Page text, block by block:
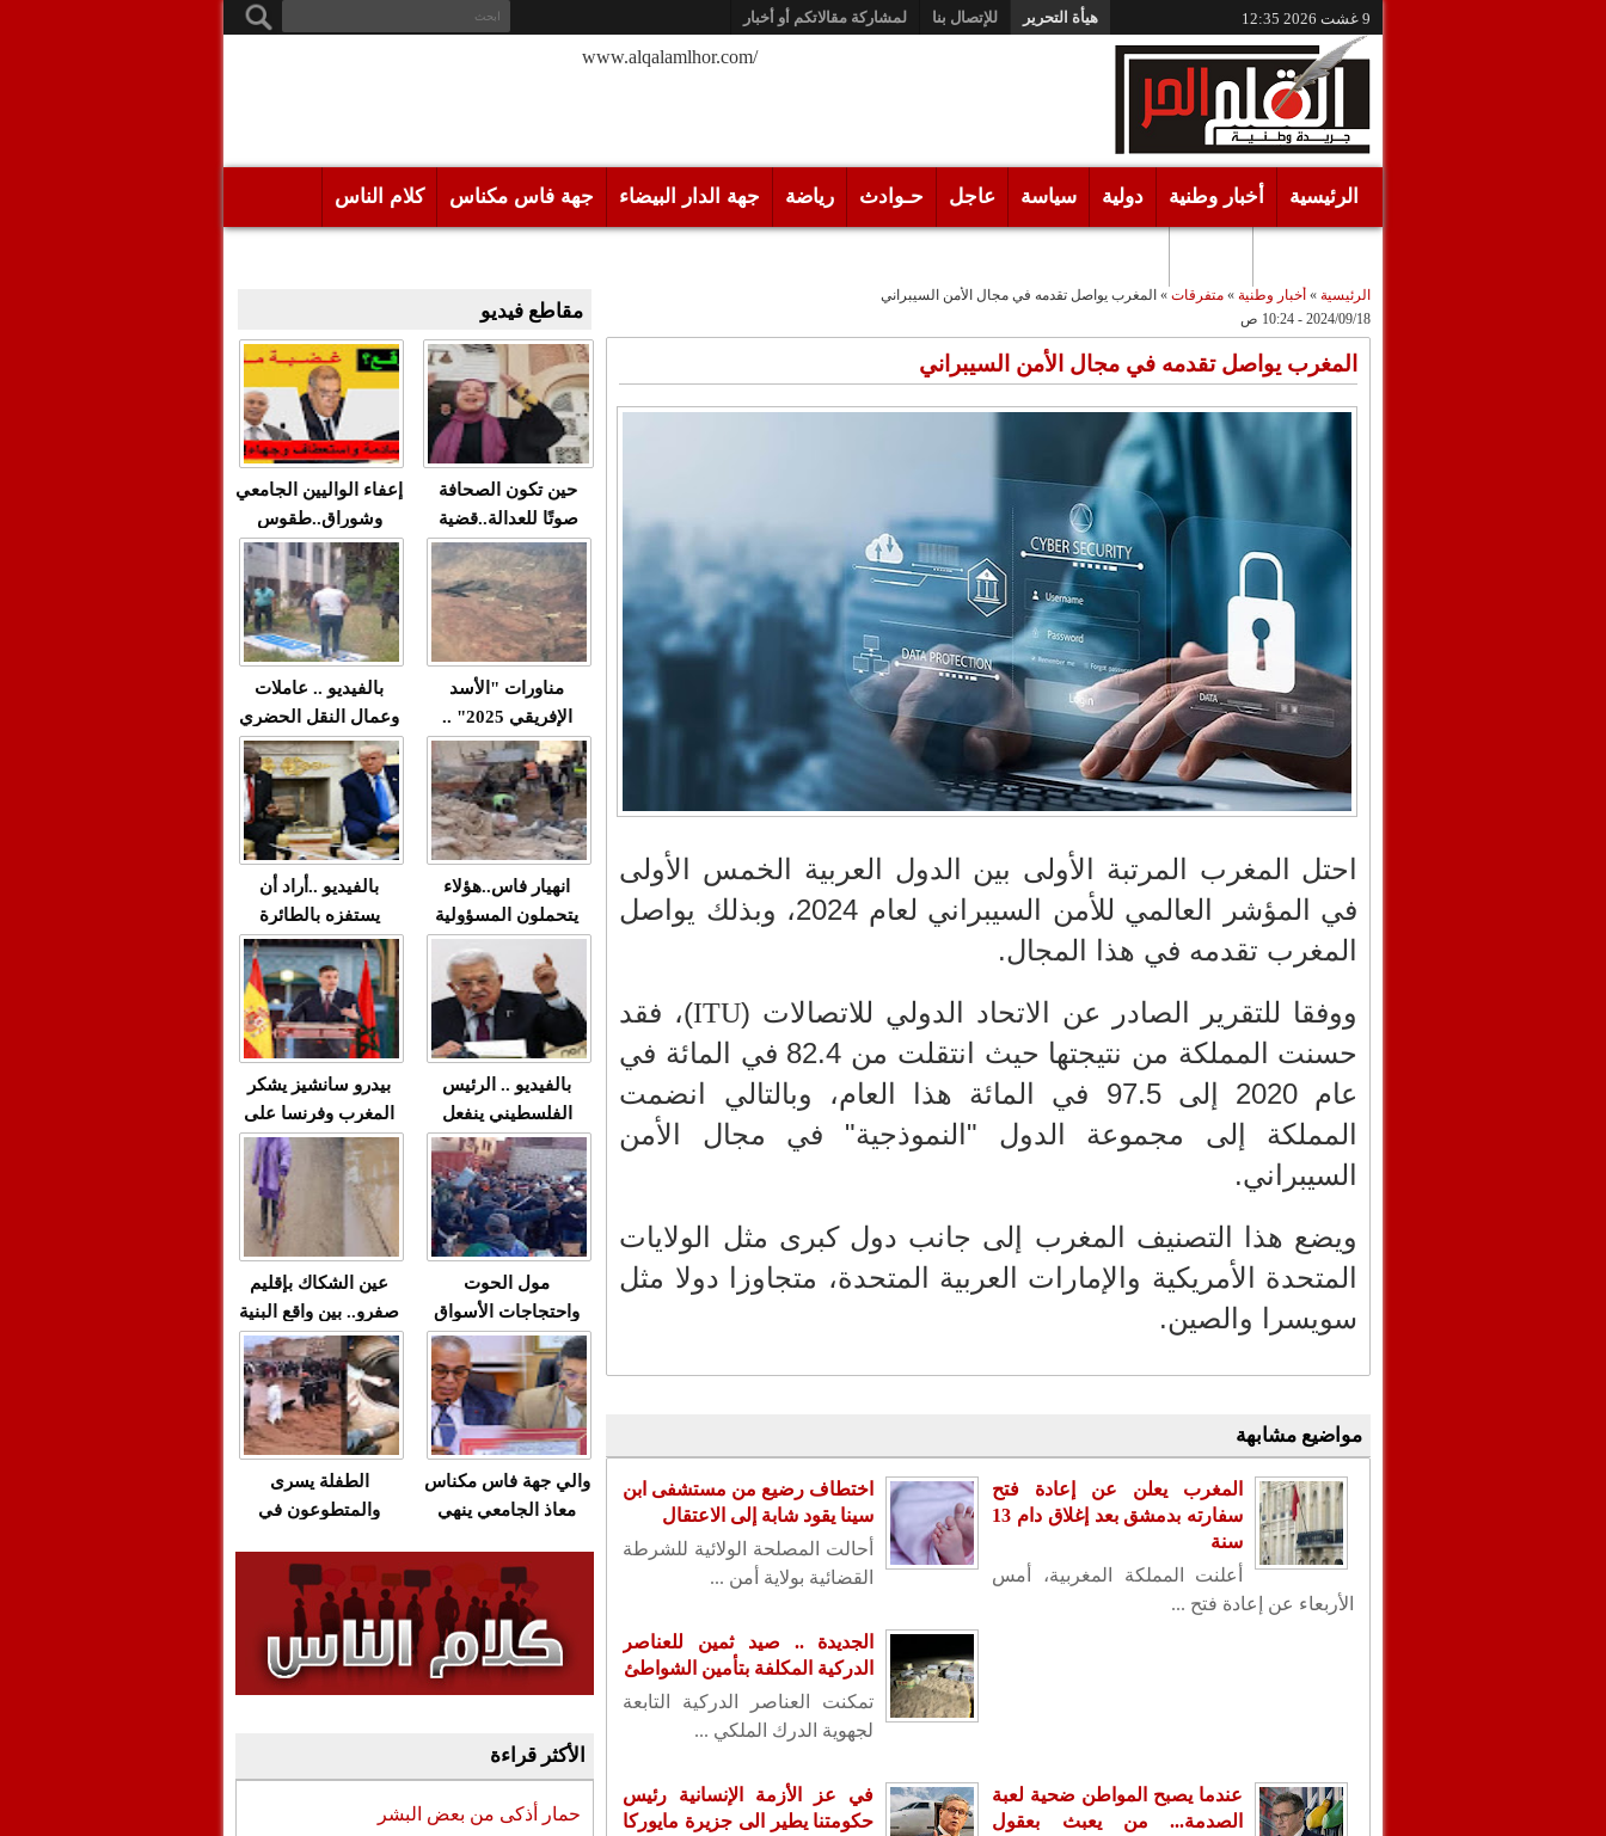
9 غشت 2026 12:35 هيأة التحرير للإتصال بنا لمشاركة مقالاتكم أو أخبار
/www.alqalamlhor.com
الرئيسية أخبار وطنية دولية سياسة عاجل حـوادث رياضة جهة الدار البيضاء جهة فاس مكناس كلام الناس
الرئيسية » أخبار وطنية» متفرقات» المغرب يواصل تقدمه في مجال الأمن السيبراني
2024/09/18 - 10:24 ص
المغرب يواصل تقدمه في مجال الأمن السيبراني
احتل المغرب المرتبة الأولى بين الدول العربية الخمس الأولى
في المؤشر العالمي للأمن السيبراني لعام 2024، وبذلك يواصل
المغرب تقدمه في هذا المجال.
ووفقا للتقرير الصادر عن الاتحاد الدولي للاتصالات (ITU)، فقد
حسنت المملكة من نتيجتها حيث انتقلت من 82.4 في المائة في
عام 2020 إلى 97.5 في المائة هذا العام، وبالتالي انضمت
المملكة إلى مجموعة الدول "النموذجية" في مجال الأمن
السيبراني.
ويضع هذا التصنيف المغرب إلى جانب دول كبرى مثل الولايات
المتحدة الأمريكية والإمارات العربية المتحدة، متجاوزا دولا مثل
سويسرا والصين.
مواضيع مشابهة
المغرب يعلن عن إعادة فتح
سفارته بدمشق بعد إغلاق دام 13
سنة
أعلنت المملكة المغربية، أمس
الأربعاء عن إعادة فتح ...
اختطاف رضيع من مستشفى ابن
سينا يقود شابة إلى الاعتقال
أحالت المصلحة الولائية للشرطة
القضائية بولاية أمن ...
الجديدة .. صيد ثمين للعناصر
الدركية المكلفة بتأمين الشواطئ
تمكنت العناصر الدركية التابعة
لجهوية الدرك الملكي ...
عندما يصبح المواطن ضحية لعبة
الصدمة... من يعبث بعقول
في عز الأزمة الإنسانية رئيس
حكومتنا يطير الى جزيرة مايوركا
مقاطع فيديو
حين تكون الصحافة
صوتًا للعدالة..قضية
"مولات 88 غرزة"
مثالا(فيديو)
متابعة حميد طولست
في زمن تزداد فيه
حالات العنف ضد
النساء ويغيب فيه أحيانًا
صدى العدالة في
ردهات الم...
إعفاء الواليين الجامعي
وشوراق..طقوس
صادمة وملتمس
"الوجهاء"؟/ صمت
وزارة الداخلية؟/أين
الوزير التوفيق؟(فيديو)
بالفيديو .. عاملات
وعمال النقل الحضري
بفاس يعبرون عن
ارتياحهم بعد إنهاء عقد
شركة "سيتي باص"
مناورات "الأسد
الإفريقي 2025" ..
شاهد القاذفة النووية
في تدريب مع ثماني
مقاتلات من نوع F-16
تابعة للقوات الجوية
الملكية المغربية
بالفيديو ..أراد أن
يستفزه بالطائرة
القطرية لكن ترامب
فضحه أمام العالم
بالحجة والدليل
انهيار فاس..هؤلاء
يتحملون المسؤولية
ومآسي العمارات
العشوائية مفتوحة
بيدرو سانشيز يشكر
المغرب وفرنسا على
استعادة الكهرباء عقب
انقطاعه في شبه
الجزيرة الإيبيرية
بالفيديو .. الرئيس
الفلسطيني ينفعل
ويهاجم حماس بألفاظ
قاسية على الهواء
عين الشكاك بإقليم
صفرو.. بين واقع البنية
التحتية المهترئة
والحملات الانتخابية
المبكرة(فيديو)
مول الحوت
واحتجاجات الأسواق
الأسبوعية/الاحتقان
الصامت والتراشق
بـ"الصناديق"/أخنوش
يرد بالصمت المريب
الطفلة يسرى
والمتطوعون في
وقنوات صرف صحي
تقتل والمحاسبة يجب
أن تطال المسؤولين
والي جهة فاس مكناس
معاذ الجامعي ينهي
والعمال مع شركة
سيتي باص + وثيقة
وفيديو
الأكثر قراءة
حمار أذكى من بعض البشر